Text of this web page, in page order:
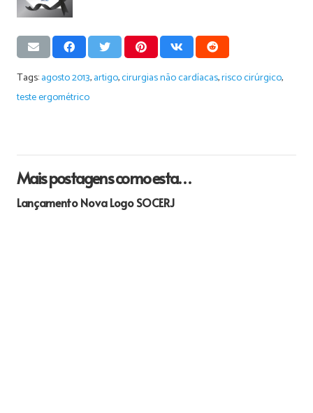
Tags:agosto 2013,artigo,cirurgias não cardíacas,risco cirúrgico,
teste ergométrico
Mais postagens como esta…
Lançamento Nova Logo SOCERJ